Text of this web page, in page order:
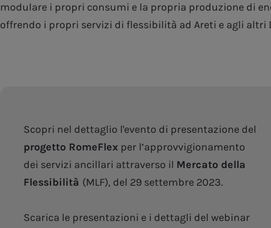
modulare i propri consumi e la propria produzione di
offrendo i propri servizi di flessibilità ad Areti e agli altri
Scopri nel dettaglio l'evento di presentazione del
progetto RomeFlexper l’approvvigionamento
dei servizi ancillari attraverso il Mercato della
Flessibilità (MLF), del 29 settembre 2023.
Scarica le presentazioni e i dettagli del webinar